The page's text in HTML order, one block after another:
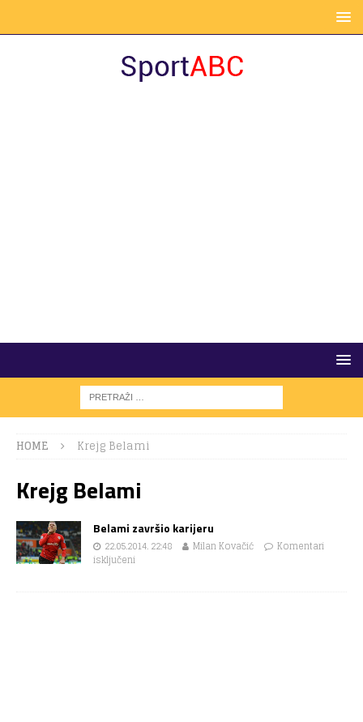
HOME Krejg Belami
Krejg Belami
Belami završio karijeru
22.05.2014. 22:48 Milan Kovačić
Komentari
isključeni